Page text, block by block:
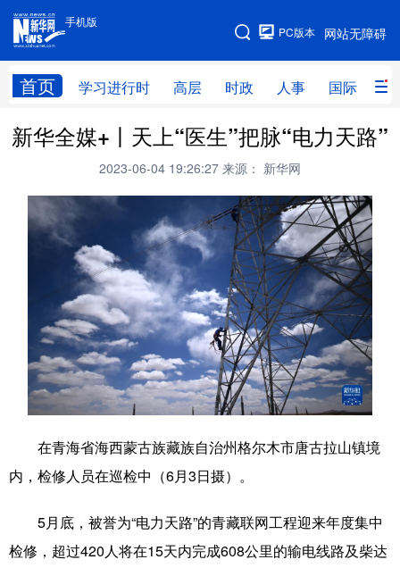
手机版
网站无障碍
PC版本
首页 学习进行时 高层 时政 人事 国际 财
手机版
网站地图
学习进行时 高层 时政 人事
财经 网评
全球连线 教育
科技 科创 量子 体育
书画 健康 军事
访谈 视频 图片 政务
法律 中央文件 金融 汽车
食品 人居 信息化 数字经济
城市 旅游
公益 一带一路 亚太网 上市公司
新华全媒+丨天上“医生”把脉“电力天路”
2023-06-04 19:26:27 来源： 新华网
在青海省海西蒙古族藏族自治州格尔木市唐古拉山镇境
内，检修人员在巡检中（6月3日摄）。
5月底，被誉为“电力天路”的青藏联网工程迎来年度集中
检修，超过420人将在15天内完成608公里的输电线路及柴达